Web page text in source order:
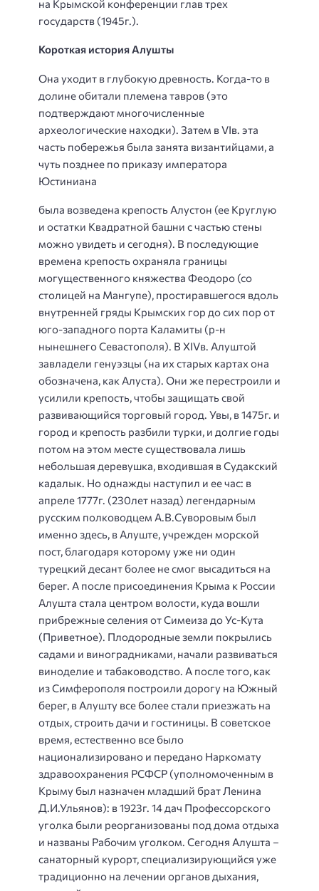
на Крымской конференции глав трех
государств (1945г.).
Короткая история Алушты
Она уходит в глубокую древность. Когда-то в
долине обитали племена тавров (это
подтверждают многочисленные
археологические находки). Затем в VIв. эта
часть побережья была занята византийцами, а
чуть позднее по приказу императора
Юстиниана
была возведена крепость Алустон (ее Круглую
и остатки Квадратной башни с частью стены
можно увидеть и сегодня). В последующие
времена крепость охраняла границы
могущественного княжества Феодоро (со
столицей на Мангупе), простиравшегося вдоль
внутренней гряды Крымских гор до сих пор от
юго-западного порта Каламиты (р-н
нынешнего Севастополя). В XIVв. Алуштой
завладели генуэзцы (на их старых картах она
обозначена, как Алуста). Они же перестроили и
усилили крепость, чтобы защищать свой
развивающийся торговый город. Увы, в 1475г. и
город и крепость разбили турки, и долгие годы
потом на этом месте существовала лишь
небольшая деревушка, входившая в Судакский
кадалык. Но однажды наступил и ее час: в
апреле 1777г. (230лет назад) легендарным
русским полководцем А.В.Суворовым был
именно здесь, в Алуште, учрежден морской
пост, благодаря которому уже ни один
турецкий десант более не смог высадиться на
берег. А после присоединения Крыма к России
Алушта стала центром волости, куда вошли
прибрежные селения от Симеиза до Ус-Кута
(Приветное). Плодородные земли покрылись
садами и виноградниками, начали развиваться
виноделие и табаководство. А после того, как
из Симферополя построили дорогу на Южный
берег, в Алушту все более стали приезжать на
отдых, строить дачи и гостиницы. В советское
время, естественно все было
национализировано и передано Наркомату
здравоохранения РСФСР (уполномоченным в
Крыму был назначен младший брат Ленина
Д.И.Ульянов): в 1923г. 14 дач Профессорского
уголка были реорганизованы под дома отдыха
и названы Рабочим уголком. Сегодня Алушта –
санаторный курорт, специализирующийся уже
традиционно на лечении органов дыхания,